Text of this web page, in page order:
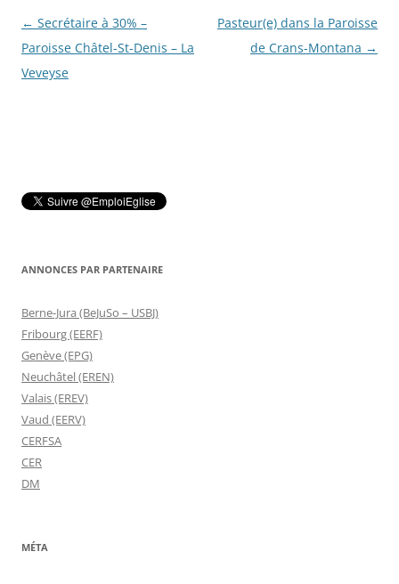
Navigation
des
articles
← Secrétaire à 30% –
Paroisse Châtel-St-Denis – La
Veveyse
Pasteur(e) dans la Paroisse
de Crans-Montana →
ANNONCES PAR PARTENAIRE
Berne-Jura (BeJuSo – USBJ)
Fribourg (EERF)
Genève (EPG)
Neuchâtel (EREN)
Valais (EREV)
Vaud (EERV)
CERFSA
CER
DM
MÉTA